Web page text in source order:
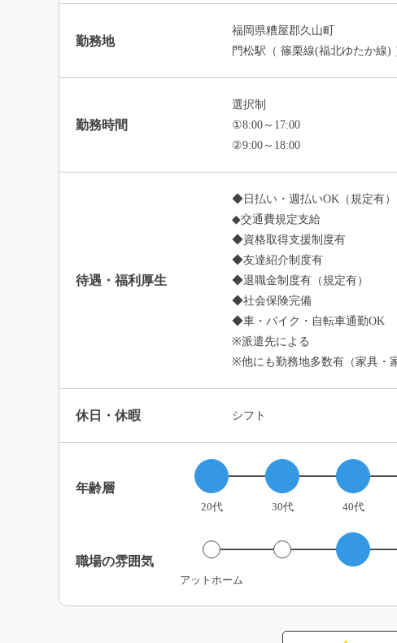
勤務地
福岡県糟屋郡久山町
門松駅（ 篠栗線(福北ゆたか線)
勤務時間
選択制
①8:00～17:00
②9:00～18:00
待遇・福利厚生
◆日払い・週払いOK（規定有）
◆交通費規定支給
◆資格取得支援制度有
◆友達紹介制度有
◆退職金制度有（規定有）
◆社会保険完備
◆車・バイク・自転車通勤OK
※派遣先による
※他にも勤務地多数有（家具・
休日・休暇 シフト
年齢層
20代 30代 40代
職場の雰囲気
アットホーム